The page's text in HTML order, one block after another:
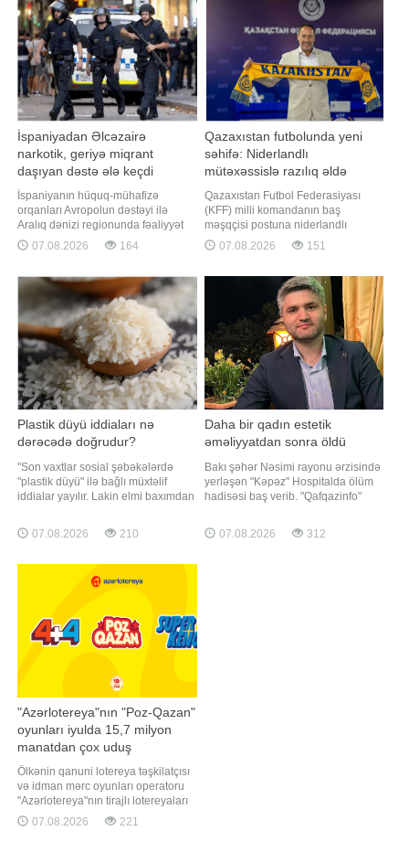
Brendan Freyzer və Reyçel Vays da
ilk hissələrdək
tərəfindən törədildiyi məlum olub.
İspaniyadan Əlcəzairə
narkotik, geriyə miqrant
daşıyan dəstə ələ keçdi
İspaniyanın hüquq-mühafizə
orqanları Avropolun dəstəyi ilə
Aralıq dənizi regionunda fəaliyyət
göstərən ən iri cinayətkar
qruplaşmalardan birini
xəbər verir ki, bu barədə
İspaniyanın Mülki Qvardiyası
bəyanat yayıb. Məlumata əsasən,
canilər yüksəksürətli katerlərdən
istifad
07.08.2026 164
Qazaxıstan futbolunda yeni
səhifə: Niderlandlı
mütəxəssislə razılıq əldə
olundu
Qazaxıstan Futbol Federasiyası
(KFF) milli komandanın baş
məşqçisi postuna niderlandlı
mütəxəssis Con van't Sxipi
gətirməklə bağlı yekun razılıq əldə
nin rəsmi saytı məlumat yayıb.
Mütəxəssisin bu vəzifəyə təyinatı
qurumun nizamnaməsinə əsasən,
KFF İcraiyyə Komitəsini
07.08.2026 151
Plastik düyü iddiaları nə
dərəcədə doğrudur?
"Son vaxtlar sosial şəbəkələrdə
"plastik düyü" ilə bağlı müxtəlif
iddialar yayılır. Lakin elmi baxımdan
Ümumiyyətlə, düyünün plastikdən
hazırlanması həm iqtisadi, həm də
düyünün becərilməsi v
07.08.2026 210
Daha bir qadın estetik
əməliyyatdan sonra öldü
Bakı şəhər Nəsimi rayonu ərzisində
yerləşən "Kəpəz" Hospitalda ölüm
hadisəsi baş verib. "Qafqazinfo"
olan Türkiyə əsilli Tulin Turp dünən
tibb müəssisəsində keçirdiyi plastik
07.08.2026 312
"Azərlotereya"nın "Poz-Qazan"
oyunları iyulda 15,7 milyon
manatdan çox uduş
qazandırıb
Ölkənin qanuni lotereya təşkilatçısı
və idman mərc oyunları operatoru
"Azərlotereya"nın tirajlı lotereyaları
və "Poz-Qazan" oyunları üzrə iyul
ayında növbəti böyük uduşlar
07.08.2026 221